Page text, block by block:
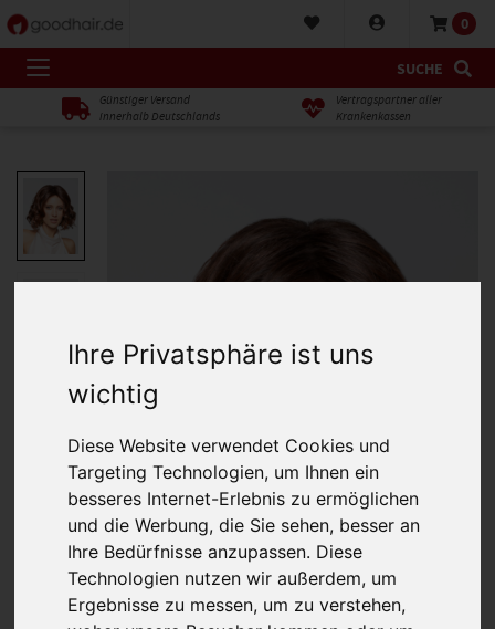
Ihre Privatsphäre ist uns
wichtig
Diese Website verwendet Cookies und
Targeting Technologien, um Ihnen ein
besseres Internet-Erlebnis zu ermöglichen
und die Werbung, die Sie sehen, besser an
Ihre Bedürfnisse anzupassen. Diese
Technologien nutzen wir außerdem, um
Ergebnisse zu messen, um zu verstehen,
0
SUCHE
Günstiger Versand
innerhalb Deutschlands
Vertragspartner aller
Krankenkassen